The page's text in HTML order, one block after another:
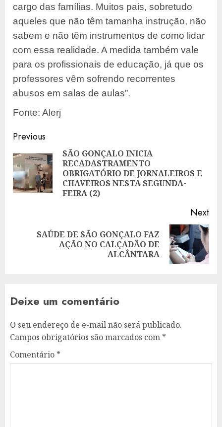
cargo das famílias. Muitos pais, sobretudo
aqueles que não têm tamanha instrução, não
sabem e não têm instrumentos de como lidar
com essa realidade. A medida também vale
para os profissionais de educação, já que os
professores vêm sofrendo recorrentes
abusos em salas de aulas”.
Fonte: Alerj
Post
navigation
Previous
SÃO GONÇALO INICIA
RECADASTRAMENTO
OBRIGATÓRIO DE JORNALEIROS E
CHAVEIROS NESTA SEGUNDA-
FEIRA (2)
Next
SAÚDE DE SÃO GONÇALO FAZ
AÇÃO NO CALÇADÃO DE
ALCÂNTARA
Deixe um comentário
O seu endereço de e-mail não será publicado.
Campos obrigatórios são marcados com *
Comentário *